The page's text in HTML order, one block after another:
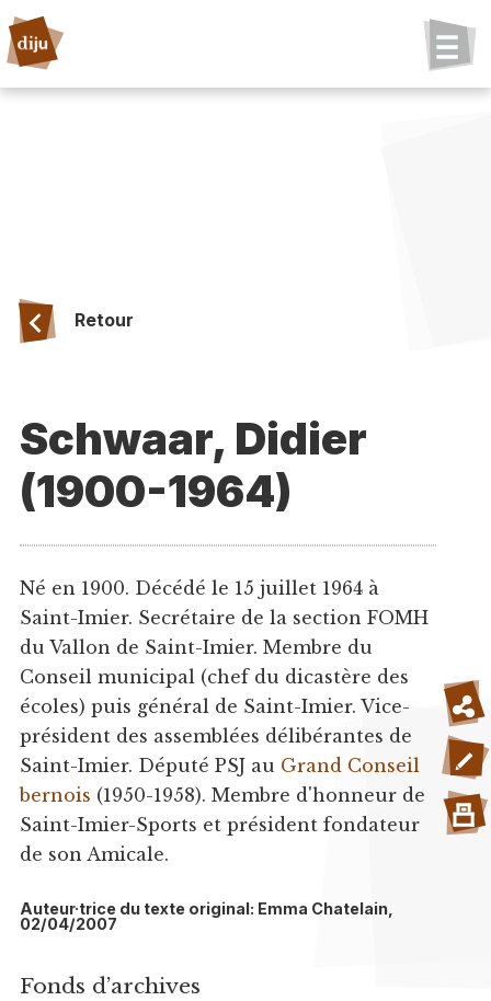
Retour
Schwaar, Didier
(1900-1964)
Né en 1900. Décédé le 15 juillet 1964 à
Saint-Imier. Secrétaire de la section FOMH
du Vallon de Saint-Imier. Membre du
Conseil municipal (chef du dicastère des
écoles) puis général de Saint-Imier. Vice-
président des assemblées délibérantes de
Saint-Imier. Député PSJ au Grand Conseil
bernois (1950-1958). Membre d'honneur de
Saint-Imier-Sports et président fondateur
de son Amicale.
Auteur·trice du texte original: Emma Chatelain,
02/04/2007
Fonds d’archives